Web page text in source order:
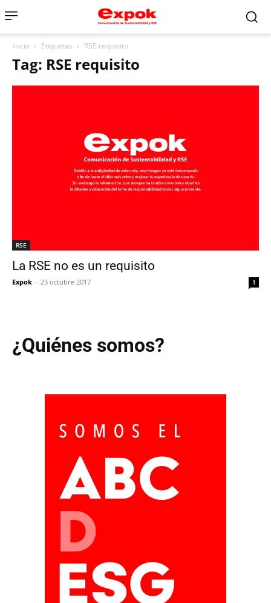
Inicio Etiquetas RSE requisito
Tag: RSE requisito
RSE
La RSE no es un requisito
Expok - 23 octubre 2017 1
¿Quiénes somos?